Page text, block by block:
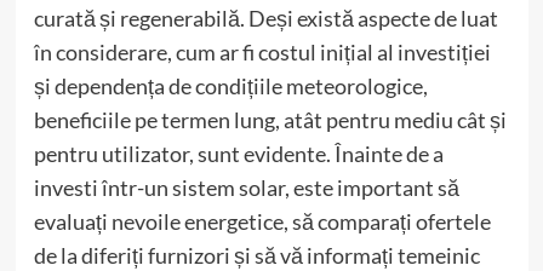
curată și regenerabilă. Deși există aspecte de luat
în considerare, cum ar fi costul inițial al investiției
și dependența de condițiile meteorologice,
beneficiile pe termen lung, atât pentru mediu cât și
pentru utilizator, sunt evidente. Înainte de a
investi într-un sistem solar, este important să
evaluați nevoile energetice, să comparați ofertele
de la diferiți furnizori și să vă informați temeinic